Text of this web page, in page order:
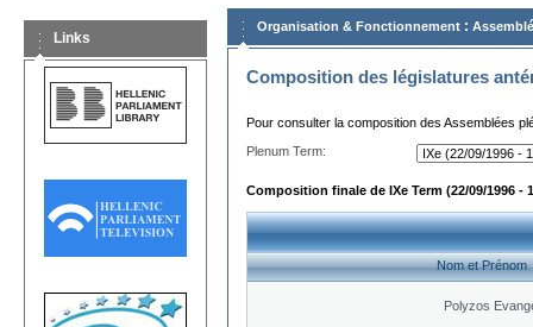
Links
Organisation & Fonctionnement :
Composition des législatures
Pour consulter la composition des Assemblées
Plenum Term:
Composition finale de IXe Term (22/09/1996 -
Nom et Prénom
Polyzos